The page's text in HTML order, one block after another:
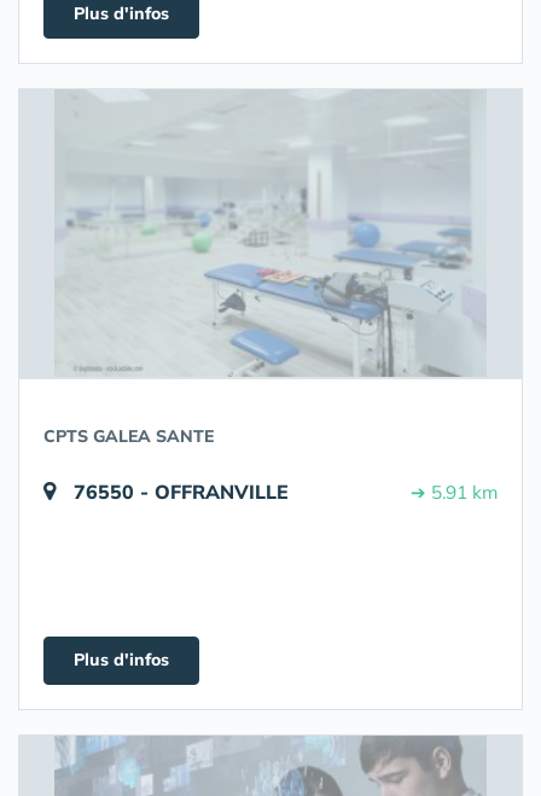
Plus d'infos
CPTS GALEA SANTE
76550 - OFFRANVILLE ➔ 5.91 km
Plus d'infos